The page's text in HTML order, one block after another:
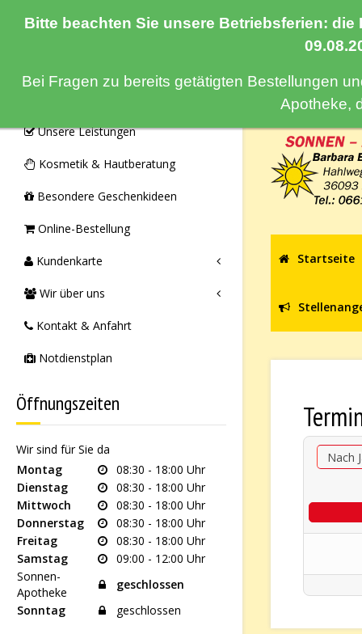
Bitte beachten Sie unsere Betriebsferien:
Bei Fragen zu bereits getätigten Bestellungen
Apotheke,
Unsere Leistungen
Kosmetik & Hautberatung
Besondere Geschenkideen
Online-Bestellung
Kundenkarte
Wir über uns
Kontakt & Anfahrt
Notdienstplan
Öffnungszeiten
Wir sind für Sie da
Montag
08:30 - 18:00 Uhr
Dienstag
08:30 - 18:00 Uhr
Mittwoch
08:30 - 18:00 Uhr
Donnerstag
08:30 - 18:00 Uhr
Freitag
08:30 - 18:00 Uhr
Samstag
09:00 - 12:00 Uhr
Sonnen-
Apotheke
geschlossen
Sonntag
geschlossen
Startseite
Nach